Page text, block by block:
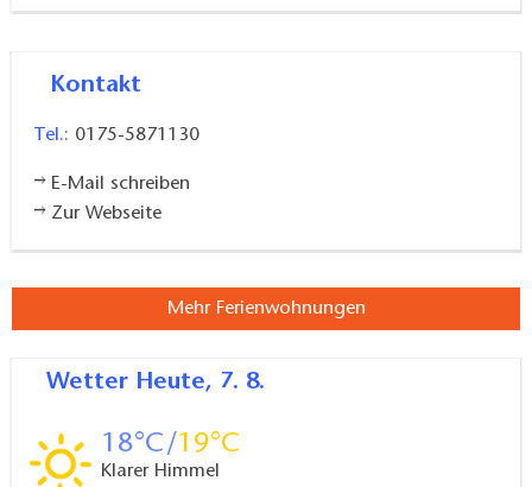
Kontakt
Tel.: 0175-5871130
E-Mail schreiben
Zur Webseite
Mehr Ferienwohnungen
Wetter Heute, 7. 8.
18 19
Klarer Himmel